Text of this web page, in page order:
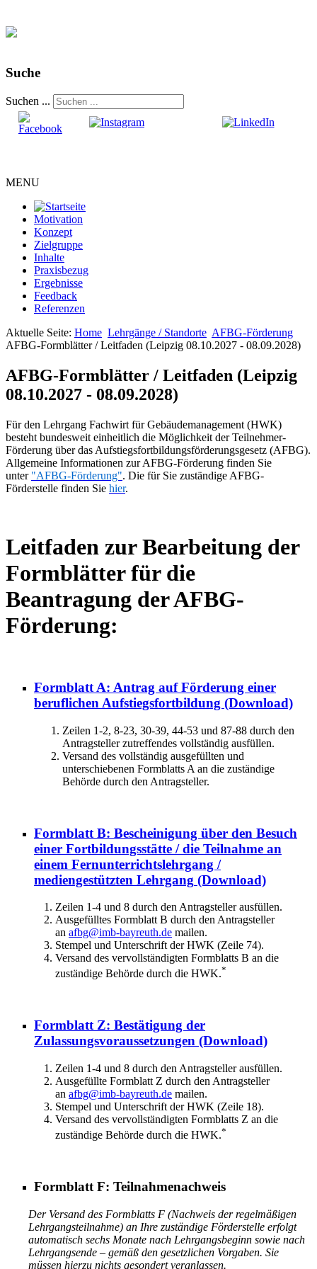
Suche
Suchen ...
MENU
Motivation
Konzept
Zielgruppe
Inhalte
Praxisbezug
Ergebnisse
Feedback
Referenzen
Aktuelle Seite: Home Lehrgänge / Standorte AFBG-Förderung
AFBG-Formblätter / Leitfaden (Leipzig 08.10.2027 - 08.09.2028)
AFBG-Formblätter / Leitfaden (Leipzig
08.10.2027 - 08.09.2028)
Für den Lehrgang Fachwirt für Gebäudemanagement (HWK)
besteht bundesweit einheitlich die Möglichkeit der Teilnehmer-
Förderung über das Aufstiegsfortbildungsförderungsgesetz (AFBG).
Allgemeine Informationen zur AFBG-Förderung finden Sie
unter "AFBG-Förderung". Die für Sie zuständige AFBG-
Förderstelle finden Sie hier.
Leitfaden zur Bearbeitung der
Formblätter für die
Beantragung der AFBG-
Förderung:
Formblatt A: Antrag auf Förderung einer
beruflichen Aufstiegsfortbildung (Download)
Zeilen 1-2, 8-23, 30-39, 44-53 und 87-88 durch den
Antragsteller zutreffendes vollständig ausfüllen.
Versand des vollständig ausgefüllten und
unterschiebenen Formblatts A an die zuständige
Behörde durch den Antragsteller.
Formblatt B: Bescheinigung über den Besuch
einer Fortbildungsstätte / die Teilnahme an
einem Fernunterrichtslehrgang /
mediengestützten Lehrgang (Download)
Zeilen 1-4 und 8 durch den Antragsteller ausfüllen.
Ausgefülltes Formblatt B durch den Antragsteller
an afbg@imb-bayreuth.de mailen.
Stempel und Unterschrift der HWK (Zeile 74).
Versand des vervollständigten Formblatts B an die
zuständige Behörde durch die HWK.*
Formblatt Z: Bestätigung der
Zulassungsvoraussetzungen (Download)
Zeilen 1-4 und 8 durch den Antragsteller ausfüllen.
Ausgefüllte Formblatt Z durch den Antragsteller
an afbg@imb-bayreuth.de mailen.
Stempel und Unterschrift der HWK (Zeile 18).
Versand des vervollständigten Formblatts Z an die
zuständige Behörde durch die HWK.*
Formblatt F: Teilnahmenachweis
Der Versand des Formblatts F (Nachweis der regelmäßigen
Lehrgangsteilnahme) an Ihre zuständige Förderstelle erfolgt
automatisch sechs Monate nach Lehrgangsbeginn sowie nach
Lehrgangsende – gemäß den gesetzlichen Vorgaben. Sie
müssen hierzu nichts gesondert veranlassen.